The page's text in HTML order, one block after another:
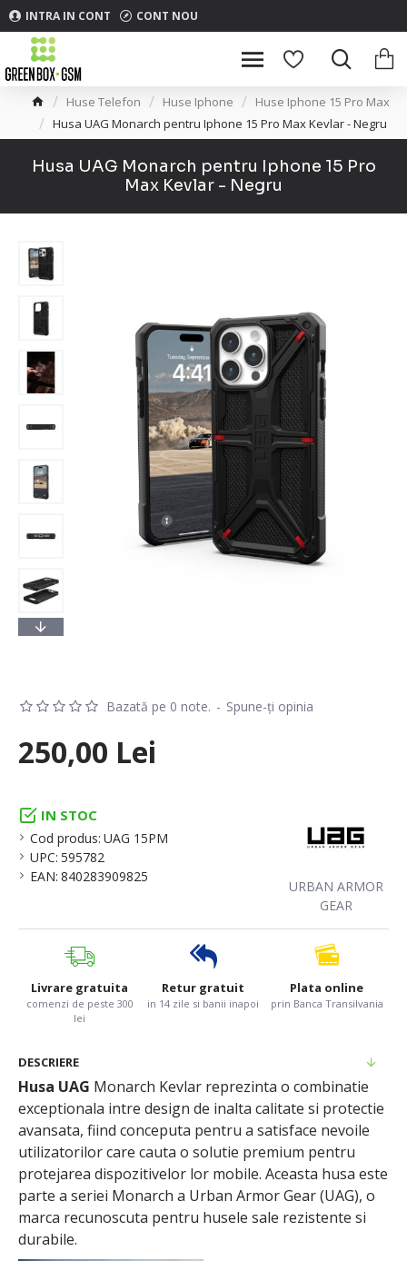
INTRA IN CONT CONT NOU
Huse Telefon Huse Iphone
Huse Iphone 15 Pro Max
Husa UAG Monarch pentru Iphone 15 Pro Max Kevlar - Negru
Husa UAG Monarch pentru Iphone 15 Pro
Max Kevlar - Negru
IN STOC
Cod produs: UAG 15PM
UPC: 595782
EAN: 840283909825
URBAN ARMOR
GEAR
Bazată pe 0 note. - Spune-ţi opinia
250,00 Lei
Livrare gratuita
comenzi de peste 300
lei
Retur gratuit
in 14 zile si banii inapoi
Plata online
prin Banca Transilvania
DESCRIERE
Husa UAG Monarch Kevlar reprezinta o combinatie
exceptionala intre design de inalta calitate si protectie
avansata, fiind conceputa pentru a satisface nevoile
utilizatorilor care cauta o solutie premium pentru
protejarea dispozitivelor lor mobile. Aceasta husa este
parte a seriei Monarch a Urban Armor Gear (UAG), o
marca recunoscuta pentru husele sale rezistente si
durabile.